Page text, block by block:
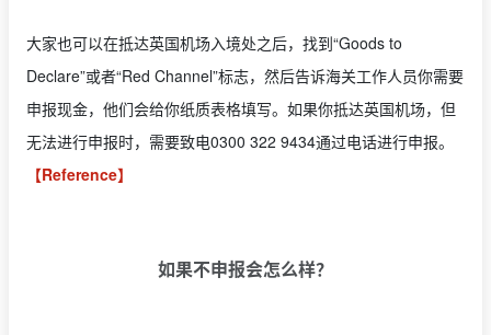
大家也可以在抵达英国机场入境处之后，找到“Goods to
Declare”或者“Red Channel”标志，然后告诉海关工作人员你需要
申报现金，他们会给你纸质表格填写。如果你抵达英国机场，但
无法进行申报时，需要致电0300 322 9434通过电话进行申报。
【Reference】
如果不申报会怎么样？